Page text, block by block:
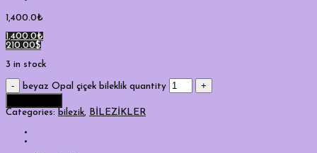
1,400.0₺
1,400.0₺
210.00$
3 in stock
beyaz Opal çiçek bileklik quantity
Categories: bilezik, BİLEZİKLER